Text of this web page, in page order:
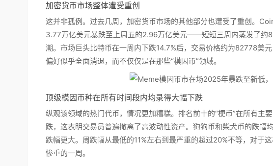
加密货币市场整体遭受重创
这并非孤例。过去几周，加密货币市场的其他部分也遭受了重创。
3.77万亿美元暴跌至上周五的2.96万亿美元——短短三周内蒸发了约
潮。市场巨头比特币在一周内下跌14.7%后，交易价格约为82778美
偏好似乎全面消退，而不仅仅是在那些“模因币”领域。
顶级模因币种在所有时间段内均录得大幅下跌
纵观该领域的热门代币，情况更加糟糕。排名前十的“梗币”在所有主
跌，这表明交易员普遍撤离了高波动性资产。狗狗币和柴犬币的跌
跌幅更大。周跌幅从最低的11%左右到最严重的超过20%不等，对于
惨重的一周。